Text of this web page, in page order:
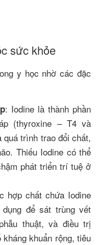
sức khỏe
y học nhờ các đặc
: Iodine là thành phần
(thyroxine – T4 và
quá trình trao đổi chất,
Thiếu Iodine có thể
phát triển trí tuệ ở
hợp chất chứa Iodine
để sát trùng vết
thuật, và điều trị
khuẩn rộng, tiêu